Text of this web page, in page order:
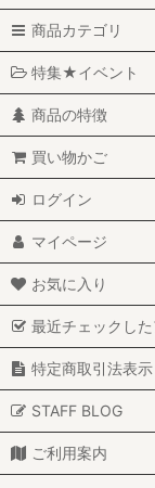
商品カテゴリ
特集★イベント
商品の特徴
買い物かご
ログイン
マイページ
お気に入り
最近チェックし
特定商取引法表示
STAFF BLOG
ご利用案内